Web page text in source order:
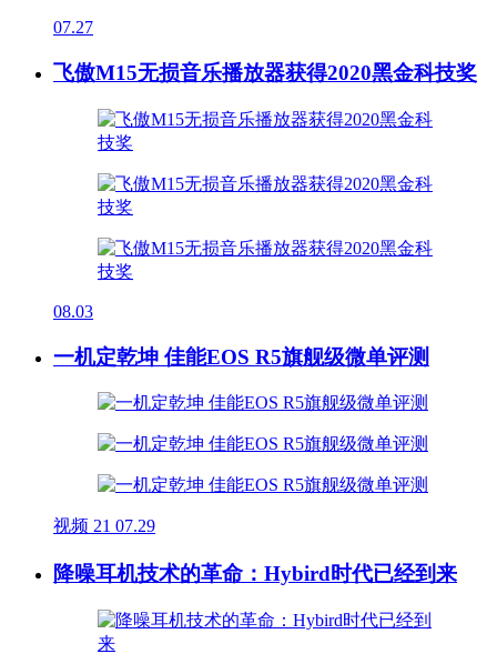
07.27
飞傲M15无损音乐播放器获得2020黑金科技奖
08.03
一机定乾坤 佳能EOS R5旗舰级微单评测
视频 21 07.29
降噪耳机技术的革命：Hybird时代已经到来